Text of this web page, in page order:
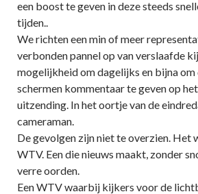
een boost te geven in deze steeds
tijden..
We richten een min of meer
verbonden pannel op van verslaafde
mogelijkheid om dagelijks en bijna om
schermen kommentaar te geven op
uitzending. In het oortje van de
cameraman.
De gevolgen zijn niet te overzien. Het
WTV. Een die nieuws maakt, zonder
verre oorden.
Een WTV waarbij kijkers voor de